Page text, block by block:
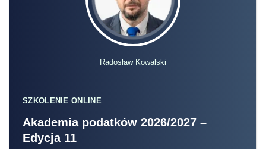
Radosław Kowalski
SZKOLENIE ONLINE
Akademia podatków 2026/2027 –
Edycja 11